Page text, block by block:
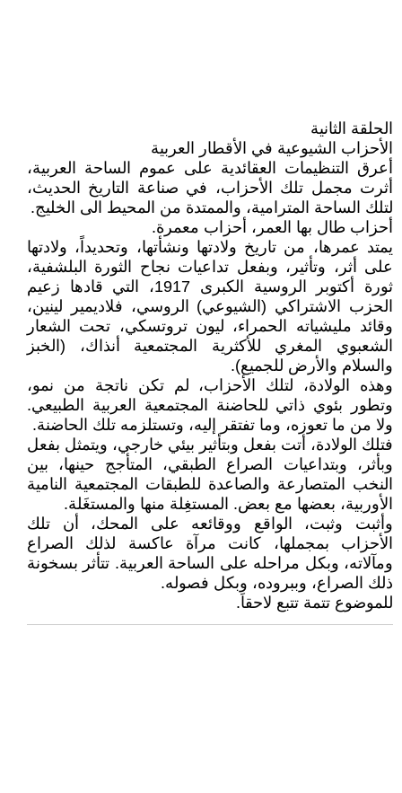
الحلقة الثانية
الأحزاب الشيوعية في الأقطار العربية
أعرق التنظيمات العقائدية على عموم الساحة العربية،
أثرت مجمل تلك الأحزاب، في صناعة التاريخ الحديث،
لتلك الساحة المترامية، والممتدة من المحيط الى الخليج.
أحزاب طال بها العمر، أحزاب معمرة.
يمتد عمرها، من تاريخ ولادتها ونشأتها، وتحديداً، ولادتها
على أثر، وتأثير، وبفعل تداعيات نجاح الثورة البلشفية،
ثورة أكتوبر الروسية الكبرى 1917، التي قادها زعيم
الحزب الاشتراكي (الشيوعي) الروسي، فلاديمير لينين،
وقائد مليشياته الحمراء، ليون تروتسكي، تحت الشعار
الشعبوي المغري للأكثرية المجتمعية أنذاك، (الخبز
والسلام والأرض للجميع).
وهذه الولادة، لتلك الأحزاب، لم تكن ناتجة من نمو،
وتطور بئوي ذاتي للحاضنة المجتمعية العربية الطبيعي.
ولا من ما تعوزه، وما تفتقر إليه، وتستلزمه تلك الحاضنة.
فتلك الولادة، أتت بفعل وبتأثير بيئي خارجي، ويتمثل بفعل
وبأثر، وبتداعيات الصراع الطبقي، المتأجج حينها، بين
النخب المتصارعة والصاعدة للطبقات المجتمعية النامية
الأوربية، بعضها مع بعض. المستغِلة منها والمستغَلة.
وأثبت وثبت، الواقع ووقائعه على المحك، أن تلك
الأحزاب بمجملها، كانت مرآة عاكسة لذلك الصراع
ومآلاته، وبكل مراحله على الساحة العربية. تتأثر بسخونة
ذلك الصراع، وببروده، وبكل فصوله.
للموضوع تتمة تتبع لاحقاَ.